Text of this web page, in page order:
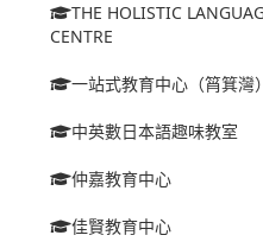
THE HOLISTIC
CENTRE
一站式教育中心（筲箕灣）
中英數日本語趣味教室
仲嘉教育中心
佳賢教育中心